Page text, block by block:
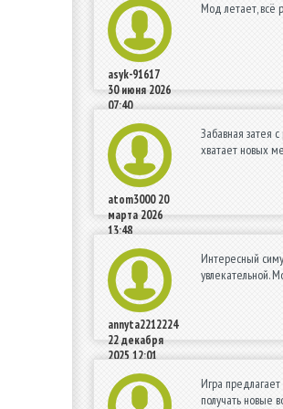
asyk-91617
30 июня 2026
07:40
Мод летает, всё
atom3000 20
марта 2026
13:48
Забавная затея
хватает новых
annyta2212224
22 декабря
2025 12:01
Интересный
увлекательной.
Игра предлагает
получать новые